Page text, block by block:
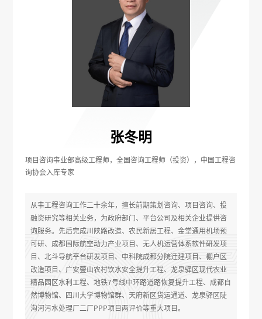
张冬明
项目咨询事业部高级工程师，全国咨询工程师（投资），中国工程咨
询协会入库专家
从事工程咨询工作二十余年，擅长前期策划咨询、项目咨询、投
融资研究等相关业务，为政府部门、平台公司及相关企业提供咨
询服务。先后完成川陕路改造、农民新居工程、金堂通用机场预
可研、成都国际航空动力产业项目、无人机运营体系软件研发项
目、北斗导航平台研发项目、中科院成都分院迁建项目、棚户区
改造项目、广安蓥山农村饮水安全提升工程、龙泉驿区现代农业
精品园区水利工程、地铁7号线中环路道路恢复提升工程、成都自
然博物馆、四川大学博物馆群、天府新区货运通道、龙泉驿区陡
沟河污水处理厂二厂PPP项目两评价等重大项目。